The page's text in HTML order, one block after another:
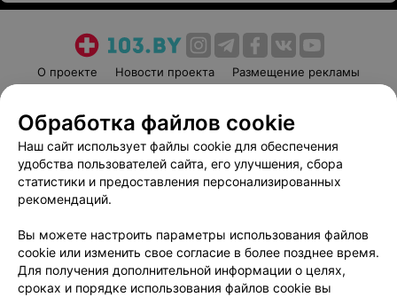
О проекте Новости проекта
Размещение рекламы
Пользовательское соглашение
Способы оплаты
Вакансии
Партнеры
Написать руководителю 103.by
Обработка персональных данных
Обработка файлов cookie
Наш сайт использует файлы cookie для обеспечения
удобства пользователей сайта, его улучшения, сбора
статистики и предоставления персонализированных
рекомендаций.
Вы можете настроить параметры использования файлов
cookie или изменить свое согласие в более позднее время.
Для получения дополнительной информации о целях,
сроках и порядке использования файлов cookie вы